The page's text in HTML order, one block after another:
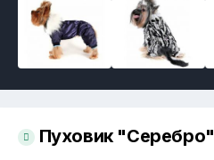
Пуховик "Серебро"